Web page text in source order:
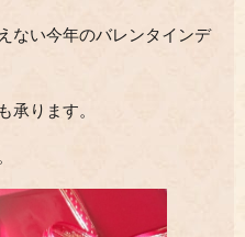
ない今年のバレンタインデ
承ります。